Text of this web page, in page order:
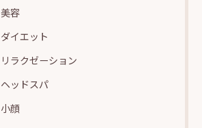
美容
ダイエット
リラクゼーション
ヘッドスパ
小顔